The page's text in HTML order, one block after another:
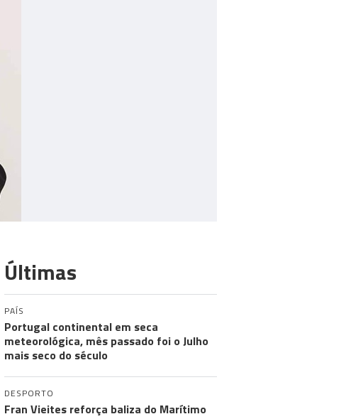
Últimas
PAÍS
Portugal continental em seca
meteorológica, mês passado foi o Julho
mais seco do século
DESPORTO
Fran Vieites reforça baliza do Marítimo